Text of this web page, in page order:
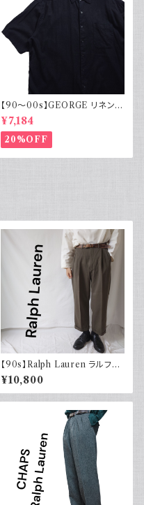
【90～00s】GEORGE リネンレ
ーヨンシャツ 黒 ボックスシルエ
ット XL
¥7,184
20%OFF
【90s】Ralph Lauren ラルフロ
ーレン ツータックスラックス ウ
ール カーキ 古着 TALONジッ
プ
¥10,800